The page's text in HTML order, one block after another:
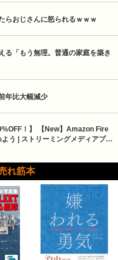
らおじさんに怒られるｗｗｗ
る「もう無理。普通の家庭を築き
年比大幅減少
！】 【New】Amazon Fire
う | ストリーミングメディアプ…
れ筋本